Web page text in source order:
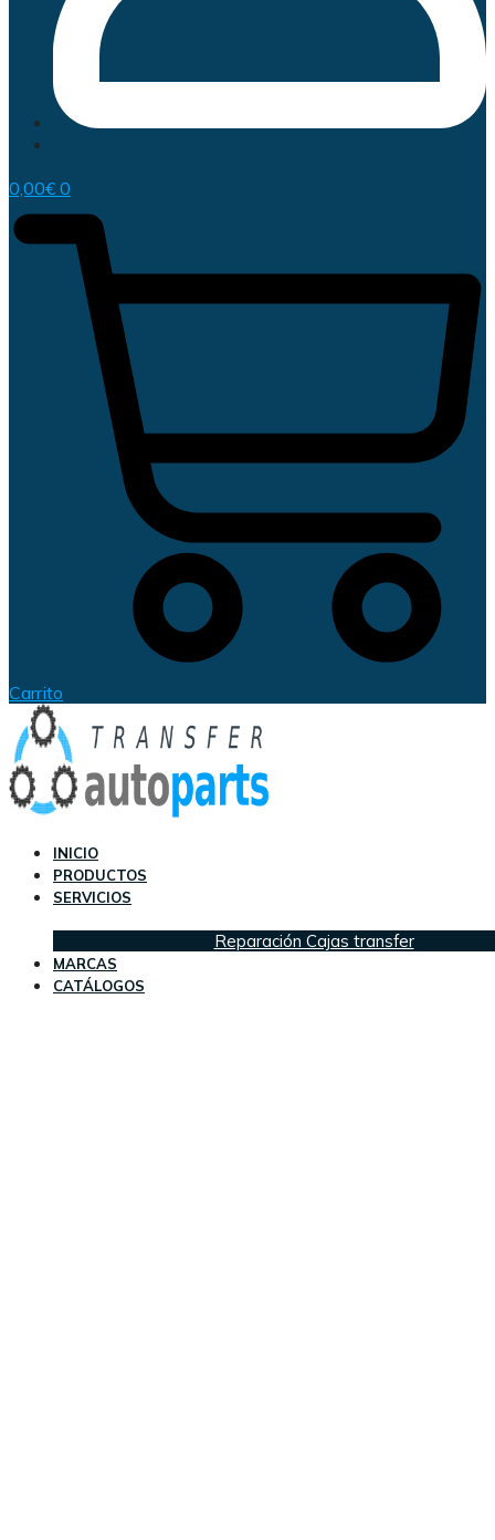
0,00€ 0
Carrito
INICIO
PRODUCTOS
SERVICIOS
Reparación Cajas transfer
MARCAS
CATÁLOGOS